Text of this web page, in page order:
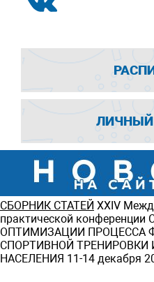
ЛИЧНЫЙ
СБОРНИК СТАТЕЙ ХXIV
практической
ОПТИМИЗАЦИИ ПРОЦЕССА
СПОРТИВНОЙ ТРЕНИРОВКИ
НАСЕЛЕНИЯ 11-14 декабря